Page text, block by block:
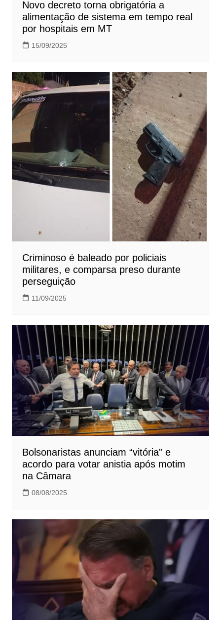
Novo decreto torna obrigatória a
alimentação de sistema em tempo real
por hospitais em MT
15/09/2025
Criminoso é baleado por policiais
militares, e comparsa preso durante
perseguição
11/09/2025
Bolsonaristas anunciam “vitória” e
acordo para votar anistia após motim
na Câmara
08/08/2025